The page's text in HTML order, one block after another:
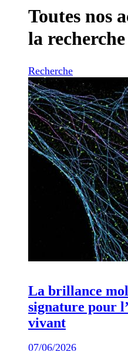
Toutes nos
la recherche
Recherche
La brillance
signature pour
vivant
07/06/2026